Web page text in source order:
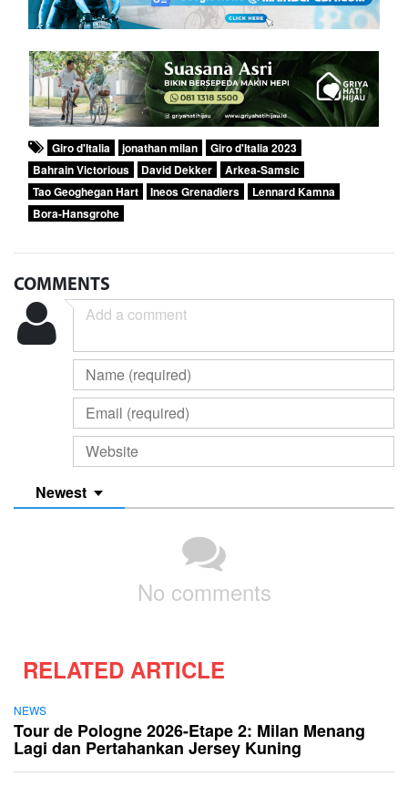
Giro d'Italia jonathan milan
Giro d'Italia 2023
Bahrain Victorious
David Dekker
Arkea-Samsic
Tao Geoghegan Hart
Ineos Grenadiers
Lennard Kamna
Bora-Hansgrohe
COMMENTS
Newest
No comments
RELATED ARTICLE
NEWS
Tour de Pologne 2026-Etape 2: Milan Menang
Lagi dan Pertahankan Jersey Kuning